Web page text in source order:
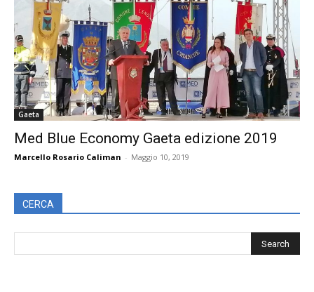
Gaeta
Med Blue Economy Gaeta edizione 2019
Marcello Rosario Caliman - Maggio 10, 2019
CERCA